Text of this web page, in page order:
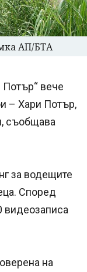
АП/БТА
Потър“ вече
– Хари Потър,
съобщава
за водещите
Според
видеозаписа
на